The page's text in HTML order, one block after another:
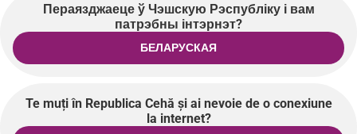
Пераязджаеце ў Чэшскую Рэспубліку і вам
патрэбны інтэрнэт?
БЕЛАРУСКАЯ
Te muți în Republica Cehă și ai nevoie de o conexiune
la internet?